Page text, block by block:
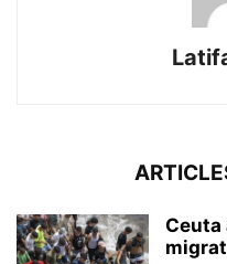
Ceuta